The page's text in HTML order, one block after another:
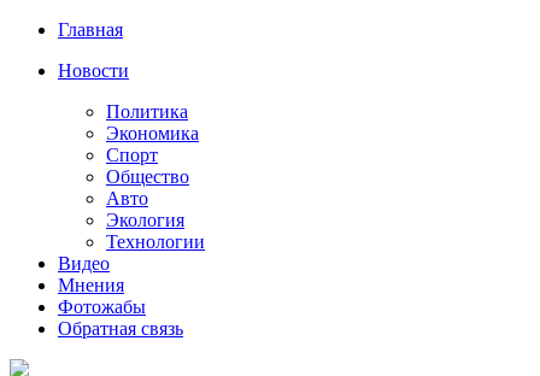
Главная
Новости
Политика
Экономика
Спорт
Общество
Авто
Экология
Технологии
Видео
Мнения
Фотожабы
Обратная связь